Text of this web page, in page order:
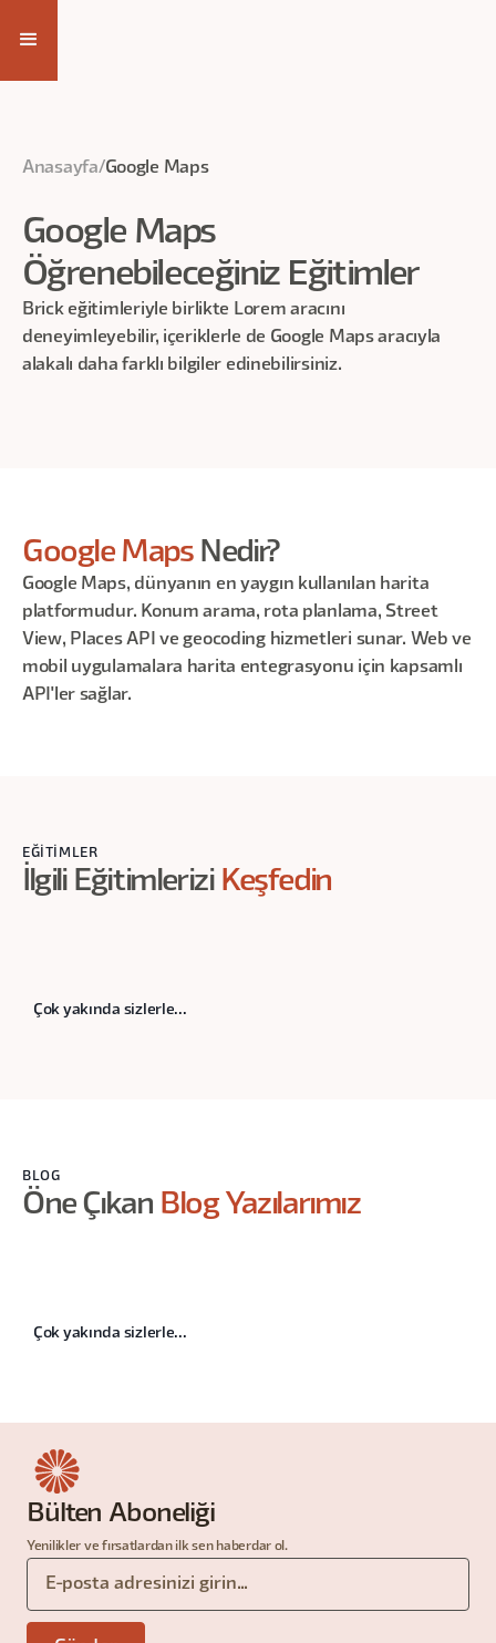
Anasayfa/Google Maps
Google Maps
Öğrenebileceğiniz Eğitimler
Brick eğitimleriyle birlikte Lorem aracını
deneyimleyebilir, içeriklerle de Google Mapsaracıyla
alakalı daha farklı bilgiler edinebilirsiniz.
Google MapsNedir?
Google Maps, dünyanın en yaygın kullanılan harita
platformudur. Konum arama, rota planlama, Street
View, Places API ve geocoding hizmetleri sunar. Web ve
mobil uygulamalara harita entegrasyonu için kapsamlı
API'ler sağlar.
EĞITIMLER
İlgili Eğitimlerizi Keşfedin
Çok yakında sizlerle...
BLOG
Öne Çıkan Blog Yazılarımız
Çok yakında sizlerle...
Bülten Aboneliği
Yenilikler ve fırsatlardan ilk sen haberdar ol.